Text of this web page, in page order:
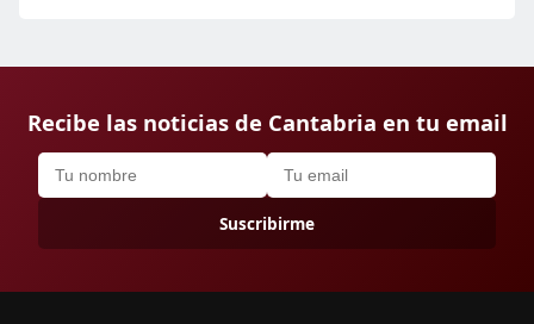
Recibe las noticias de Cantabria en tu email
Suscribirme